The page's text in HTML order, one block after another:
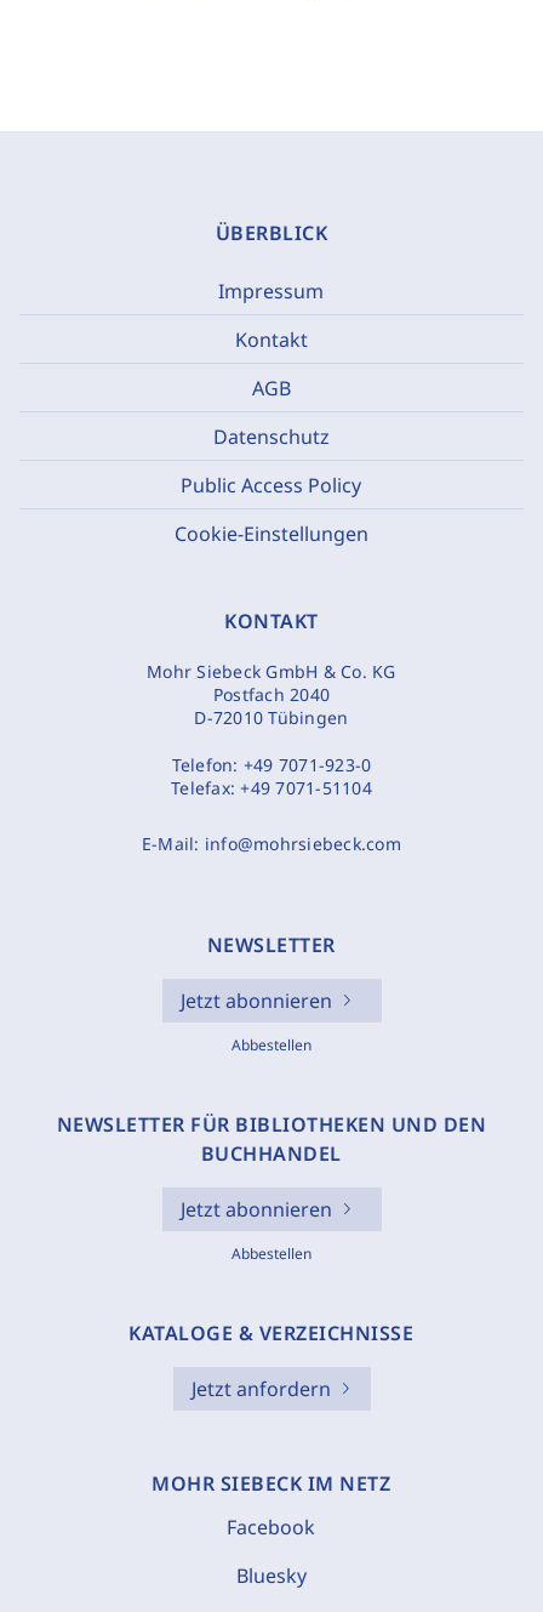
ÜBERBLICK
Impressum
Kontakt
AGB
Datenschutz
Public Access Policy
Cookie-Einstellungen
KONTAKT
Mohr Siebeck GmbH & Co. KG
Postfach 2040
D-72010 Tübingen
Telefon: +49 7071-923-0
Telefax:+49 7071-51104
E-Mail: info@mohrsiebeck.com
NEWSLETTER
Jetzt abonnieren
Abbestellen
NEWSLETTER FÜR BIBLIOTHEKEN UND DEN
BUCHHANDEL
Jetzt abonnieren
Abbestellen
KATALOGE & VERZEICHNISSE
Jetzt anfordern
MOHR SIEBECK IM NETZ
Facebook
Bluesky